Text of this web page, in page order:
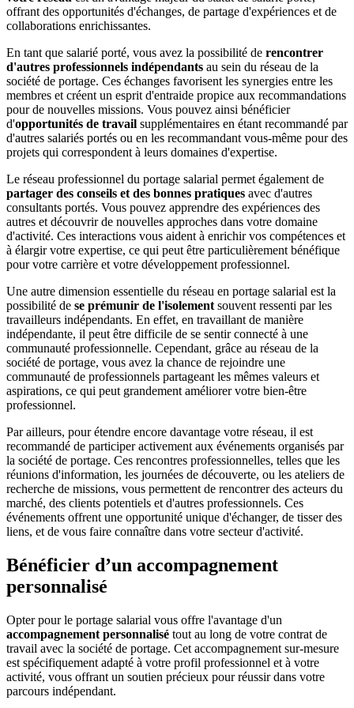
offrant des opportunités d'échanges, de partage d'expériences et de
collaborations enrichissantes.
En tant que salarié porté, vous avez la possibilité de rencontrer
d'autres professionnels indépendants au sein du réseau de la
société de portage. Ces échanges favorisent les synergies entre les
membres et créent un esprit d'entraide propice aux recommandations
pour de nouvelles missions. Vous pouvez ainsi bénéficier
d'opportunités de travail supplémentaires en étant recommandé par
d'autres salariés portés ou en les recommandant vous-même pour des
projets qui correspondent à leurs domaines d'expertise.
Le réseau professionnel du portage salarial permet également de
partager des conseils et des bonnes pratiques avec d'autres
consultants portés. Vous pouvez apprendre des expériences des
autres et découvrir de nouvelles approches dans votre domaine
d'activité. Ces interactions vous aident à enrichir vos compétences et
à élargir votre expertise, ce qui peut être particulièrement bénéfique
pour votre carrière et votre développement professionnel.
Une autre dimension essentielle du réseau en portage salarial est la
possibilité de se prémunir de l'isolement souvent ressenti par les
travailleurs indépendants. En effet, en travaillant de manière
indépendante, il peut être difficile de se sentir connecté à une
communauté professionnelle. Cependant, grâce au réseau de la
société de portage, vous avez la chance de rejoindre une
communauté de professionnels partageant les mêmes valeurs et
aspirations, ce qui peut grandement améliorer votre bien-être
professionnel.
Par ailleurs, pour étendre encore davantage votre réseau, il est
recommandé de participer activement aux événements organisés par
la société de portage. Ces rencontres professionnelles, telles que les
réunions d'information, les journées de découverte, ou les ateliers de
recherche de missions, vous permettent de rencontrer des acteurs du
marché, des clients potentiels et d'autres professionnels. Ces
événements offrent une opportunité unique d'échanger, de tisser des
liens, et de vous faire connaître dans votre secteur d'activité.
Bénéficier d’un accompagnement
personnalisé
Opter pour le portage salarial vous offre l'avantage d'un
accompagnement personnalisé tout au long de votre contrat de
travail avec la société de portage. Cet accompagnement sur-mesure
est spécifiquement adapté à votre profil professionnel et à votre
activité, vous offrant un soutien précieux pour réussir dans votre
parcours indépendant.